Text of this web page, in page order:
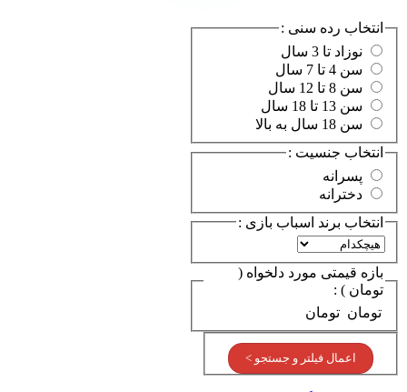
انتخاب رده سنی :
انتخاب جنسیت :
انتخاب برند اسباب بازی :
بازه قیمتی مورد دلخواه (
تومان ) :
تومان تومان
اعمال فیلتر و جستجو >